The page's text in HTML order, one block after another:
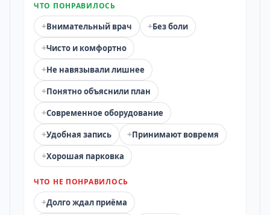
ЧТО ПОНРАВИЛОСЬ
+Внимательный врач +Без боли
+Чисто и комфортно
+Не навязывали лишнее
+Понятно объяснили план
+Современное оборудование
+Удобная запись +Принимают вовремя
+Хорошая парковка
ЧТО НЕ ПОНРАВИЛОСЬ
+Долго ждал приёма